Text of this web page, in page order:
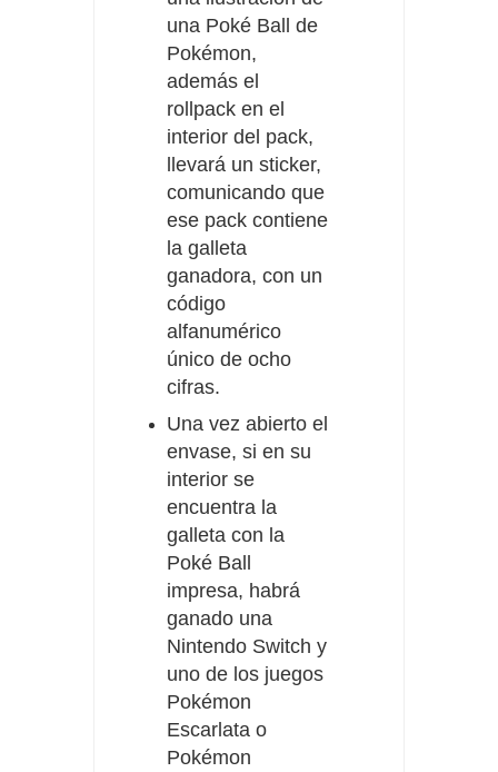
una Poké Ball de
Pokémon,
además el
rollpack en el
interior del pack,
llevará un sticker,
comunicando que
ese pack contiene
la galleta
ganadora, con un
código
alfanumérico
único de ocho
cifras.
Una vez abierto el
envase, si en su
interior se
encuentra la
galleta con la
Poké Ball
impresa, habrá
ganado una
Nintendo Switch y
uno de los juegos
Pokémon
Escarlata o
Pokémon